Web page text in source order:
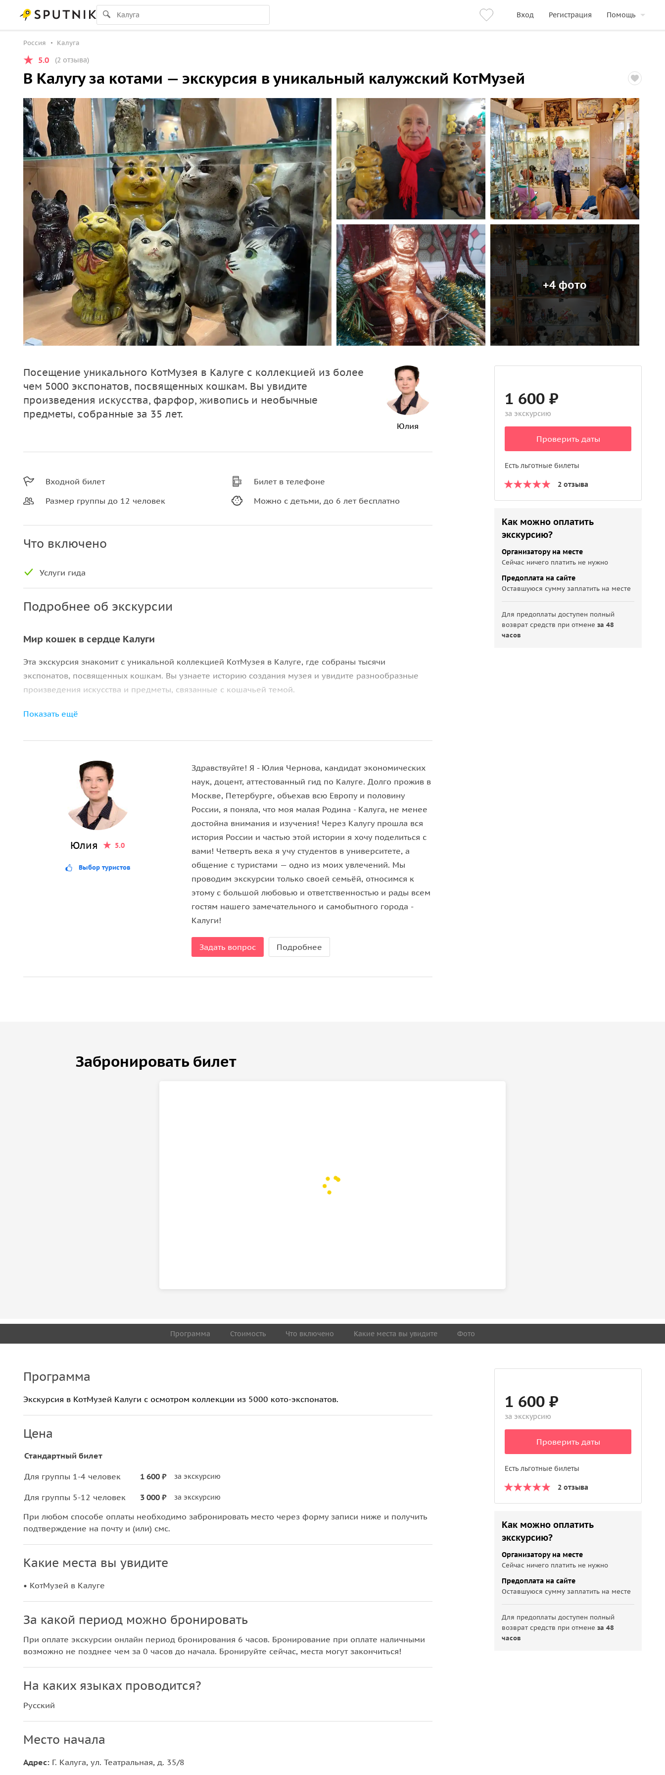
Вход Регистрация Помощь
Россия Калуга
5.0 (2 отзыва)
В Калугу за котами — экскурсия в уникальный калужский КотМузей
+4 фото
Посещение уникального КотМузея в Калуге с коллекцией из более
чем 5000 экспонатов, посвященных кошкам. Вы увидите
произведения искусства, фарфор, живопись и необычные
предметы, собранные за 35 лет.
Юлия
Входной билет
Размер группы до 12 человек
Билет в телефоне
Можно с детьми, до 6 лет бесплатно
Что включено
Услуги гида
Подробнее об экскурсии
Мир кошек в сердце Калуги
Эта экскурсия знакомит с уникальной коллекцией КотМузея в Калуге, где собраны тысячи
экспонатов, посвященных кошкам. Вы узнаете историю создания музея и увидите разнообразные
произведения искусства и предметы, связанные с кошачьей темой.
Коллекция музея
Экспозиция включает более5000 экспонатов— от произведений искусства и художественных
которые перенесут в детство.
История создания
Владельцы музея собирали коллекцию более35 лет . Экскурсия от основателей музея будет
интересна и взрослым, и детям, раскрывая разные аспекты кошачьей темы в искусстве и культуре.
Показать ещё
Юлия 5.0
Выбор туристов
Здравствуйте! Я - Юлия Чернова, кандидат экономических
наук, доцент, аттестованный гид по Калуге. Долго прожив в
Москве, Петербурге, объехав всю Европу и половину
России, я поняла, что моя малая Родина - Калуга, не менее
достойна внимания и изучения! Через Калугу прошла вся
история России и частью этой истории я хочу поделиться с
вами! Четверть века я учу студентов в университете, а
общение с туристами — одно из моих увлечений. Мы
проводим экскурсии только своей семьёй, относимся к
этому с большой любовью и ответственностью и рады всем
гостям нашего замечательного и самобытного города -
Калуги!
Задать вопрос Подробнее
1 600 ₽
за экскурсию
Проверить даты
Есть льготные билеты
2 отзыва
Как можно оплатить
экскурсию?
Организатору на месте
Сейчас ничего платить не нужно
Предоплата на сайте
Оставшуюся сумму заплатить на месте
Для предоплаты доступен полный
возврат средств при отменеза 48
часов
Забронировать билет
Программа Стоимость Что включено Какие места вы увидите Фото
Программа
Экскурсия в КотМузей Калуги с осмотром коллекции из 5000 кото-экспонатов.
Цена
Стандартный билет
Для группы 1-4 человек 1 600 ₽ за экскурсию
Для группы 5-12 человек 3 000 ₽ за экскурсию
При любом способе оплаты необходимо забронировать место через форму записи ниже и получить
подтверждение на почту и (или) смс.
Какие места вы увидите
• КотМузей в Калуге
За какой период можно бронировать
При оплате экскурсии онлайн период бронирования 6 часов. Бронирование при оплате наличными
возможно не позднее чем за 0 часов до начала. Бронируйте сейчас, места могут закончиться!
На каких языках проводится?
Русский
Место начала
Адрес: Г. Калуга, ул. Театральная, д. 35/8
1 600 ₽
за экскурсию
Проверить даты
Есть льготные билеты
2 отзыва
Как можно оплатить
экскурсию?
Организатору на месте
Сейчас ничего платить не нужно
Предоплата на сайте
Оставшуюся сумму заплатить на месте
Для предоплаты доступен полный
возврат средств при отменеза 48
часов